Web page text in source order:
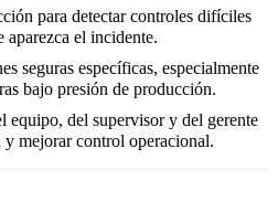
para detectar controles difíciles
aparezca el incidente.
seguras específicas, especialmente
bajo presión de producción.
equipo, del supervisor y del gerente
y mejorar control operacional.